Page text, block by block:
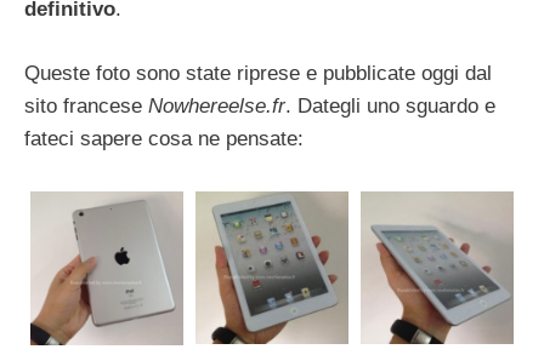
definitivo.
Queste foto sono state riprese e pubblicate oggi dal
sito francese Nowhereelse.fr. Dategli uno sguardo e
fateci sapere cosa ne pensate: